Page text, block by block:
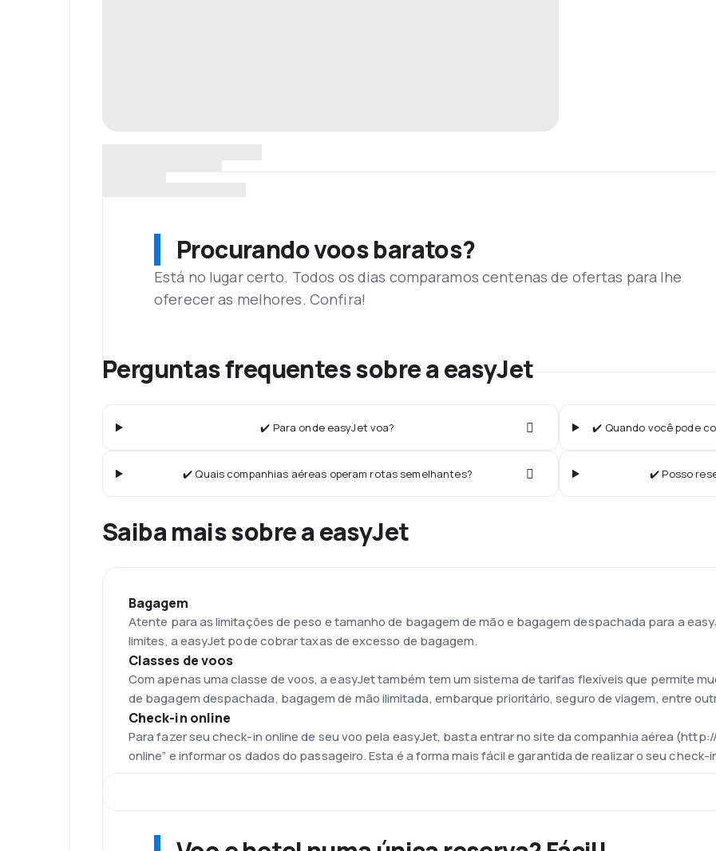
Procurando voos baratos?
Está no lugar certo. Todos os dias comparamos centenas de ofertas para lhe
oferecer as melhores. Confira!
Perguntas frequentes sobre a easyJet
✔️ Para onde easyJet voa? ✔️ Quando você pode
✔️ Quais companhias aéreas operam rotas semelhantes? ✔️ Posso
Saiba mais sobre a easyJet
Bagagem
Atente para as limitações de peso e tamanho de bagagem de mão e bagagem despachada para a
limites, a easyJet pode cobrar taxas de excesso de bagagem.
Classes de voos
Com apenas uma classe de voos, a easyJet também tem um sistema de tarifas flexíveis que permite
de bagagem despachada, bagagem de mão ilimitada, embarque prioritário, seguro de viagem, entre
Check-in online
Para fazer seu check-in online de seu voo pela easyJet, basta entrar no site da companhia aérea
online” e informar os dados do passageiro. Esta é a forma mais fácil e garantida de realizar o seu
A frota da companhia aérea de baixo custo easyJet é composta por mais de 200 aeronaves, cujos
antigamente, agora são tanques de combustível. Isso significa que as aeronaves da easyJet têm
Os modelos das aeronaves são Airbus A319-100 e Airbus A320-200.